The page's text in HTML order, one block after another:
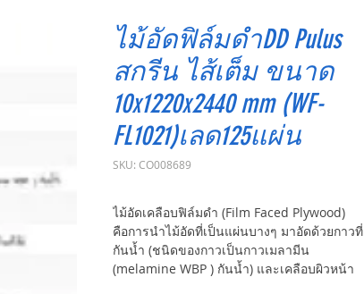
ไม้อัดฟิล์มดําDD Pulus
สกรีน ไส้เต็ม ขนาด
10x1220x2440 mm (WF-
FL1021)เลด125แผ่น
SKU: CO008689
ไม้อัดเคลือบฟิล์มดำ (Film Faced Plywood)
คือการนำไม้อัดที่เป็นแผ่นบางๆ มาอัดด้วยกาวที่
กันน้ำ (ชนิดของกาวเป็นกาวเมลามีน
(melamine WBP ) กันน้ำ) และเคลือบผิวหน้า